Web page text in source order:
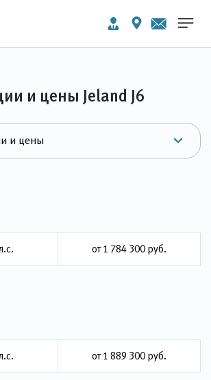
и цены Jeland J6
от 1 784 300 руб.
от 1 889 300 руб.